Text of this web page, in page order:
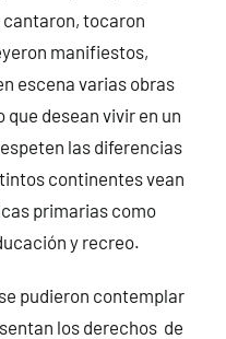
tocaron
manifiestos,
escena varias obras
desean vivir en un
las diferencias
continentes vean
primarias como
y recreo.
pudieron contemplar
los derechos de